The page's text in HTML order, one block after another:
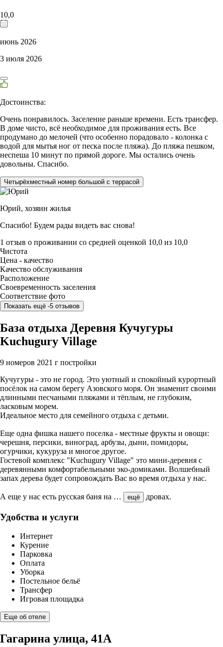
10,0
июнь 2026
3 июля 2026
Достоинства:
Очень понравилось. Заселение раньше времени. Есть трансфер.
В доме чисто, всё необходимое для проживания есть. Все
продумано до мелочей (что особенно порадовало - колонка с
водой для мытья ног от песка после пляжа). До пляжа пешком,
неспеша 10 минут по прямой дороге. Мы остались очень
довольны. Спасибо.
Четырёхместный номер большой с террасой
Юрий, хозяин жилья
Спасибо! Будем рады видеть вас снова!
1 отзыв о проживании со средней оценкой 10,0 из 10,0
Чистота
Цена - качество
Качество обслуживания
Расположение
Своевременность заселения
Соответствие фото
Показать ещё -5 отзывов
База отдыха Деревня Кучугуры
Kuchugury Village
9 номеров 2021 г постройки
Кучугуры - это не город. Это уютный и спокойный курортный
посёлок на самом берегу Азовского моря. Он знаменит своими
длинными песчаными пляжами и тёплым, не глубоким,
ласковым морем.
Идеальное место для семейного отдыха с детьми.
Еще одна фишка нашего поселка - местные фрукты и овощи:
черешня, персики, виноград, арбузы, дыни, помидоры,
огурчики, кукуруза и многое другое.
Гостевой комплекс "Kuchugury Village" это мини-деревня с
деревянными комфортабельными эко-домиками. Волшебный
запах дерева будет сопровождать Вас во время отдыха у нас.
А еще у нас есть русская баня на … ещё дровах.
Удобства и услуги
Интернет
Курение
Парковка
Оплата
Уборка
Постельное бельё
Трансфер
Игровая площадка
Еще об отеле
Гагарина улица, 41А